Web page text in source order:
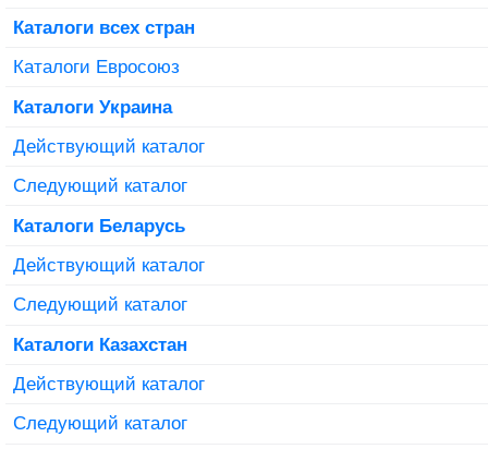
Каталоги всех стран
Каталоги Евросоюз
Каталоги Украина
Действующий каталог
Следующий каталог
Каталоги Беларусь
Действующий каталог
Следующий каталог
Каталоги Казахстан
Действующий каталог
Следующий каталог